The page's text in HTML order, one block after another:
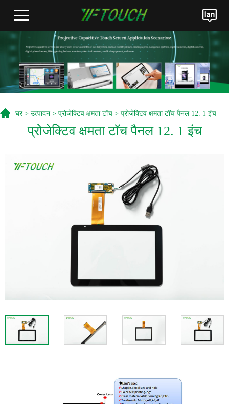
घर> उत्पादन > प्रोजेक्टिव क्षमता टॉच > प्रोजेक्टिव क्षमता टॉच पैनल 12. 1 इंच
प्रोजेक्टिव क्षमता टॉच पैनल 12. 1 इंच